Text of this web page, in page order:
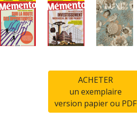
ACHETER
un exemplaire
version papier ou PDF